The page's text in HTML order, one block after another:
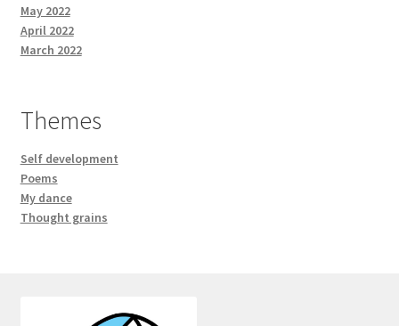
May 2022
April 2022
March 2022
Themes
Self development
Poems
My dance
Thought grains